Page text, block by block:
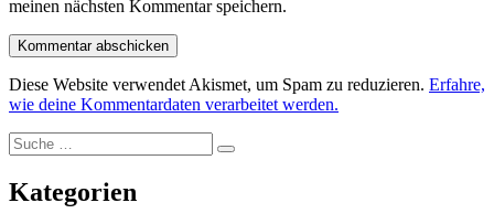
meinen nächsten Kommentar speichern.
Diese Website verwendet Akismet, um Spam zu reduzieren. Erfahre,
wie deine Kommentardaten verarbeitet werden.
Suche
nach:
Suche
Kategorien